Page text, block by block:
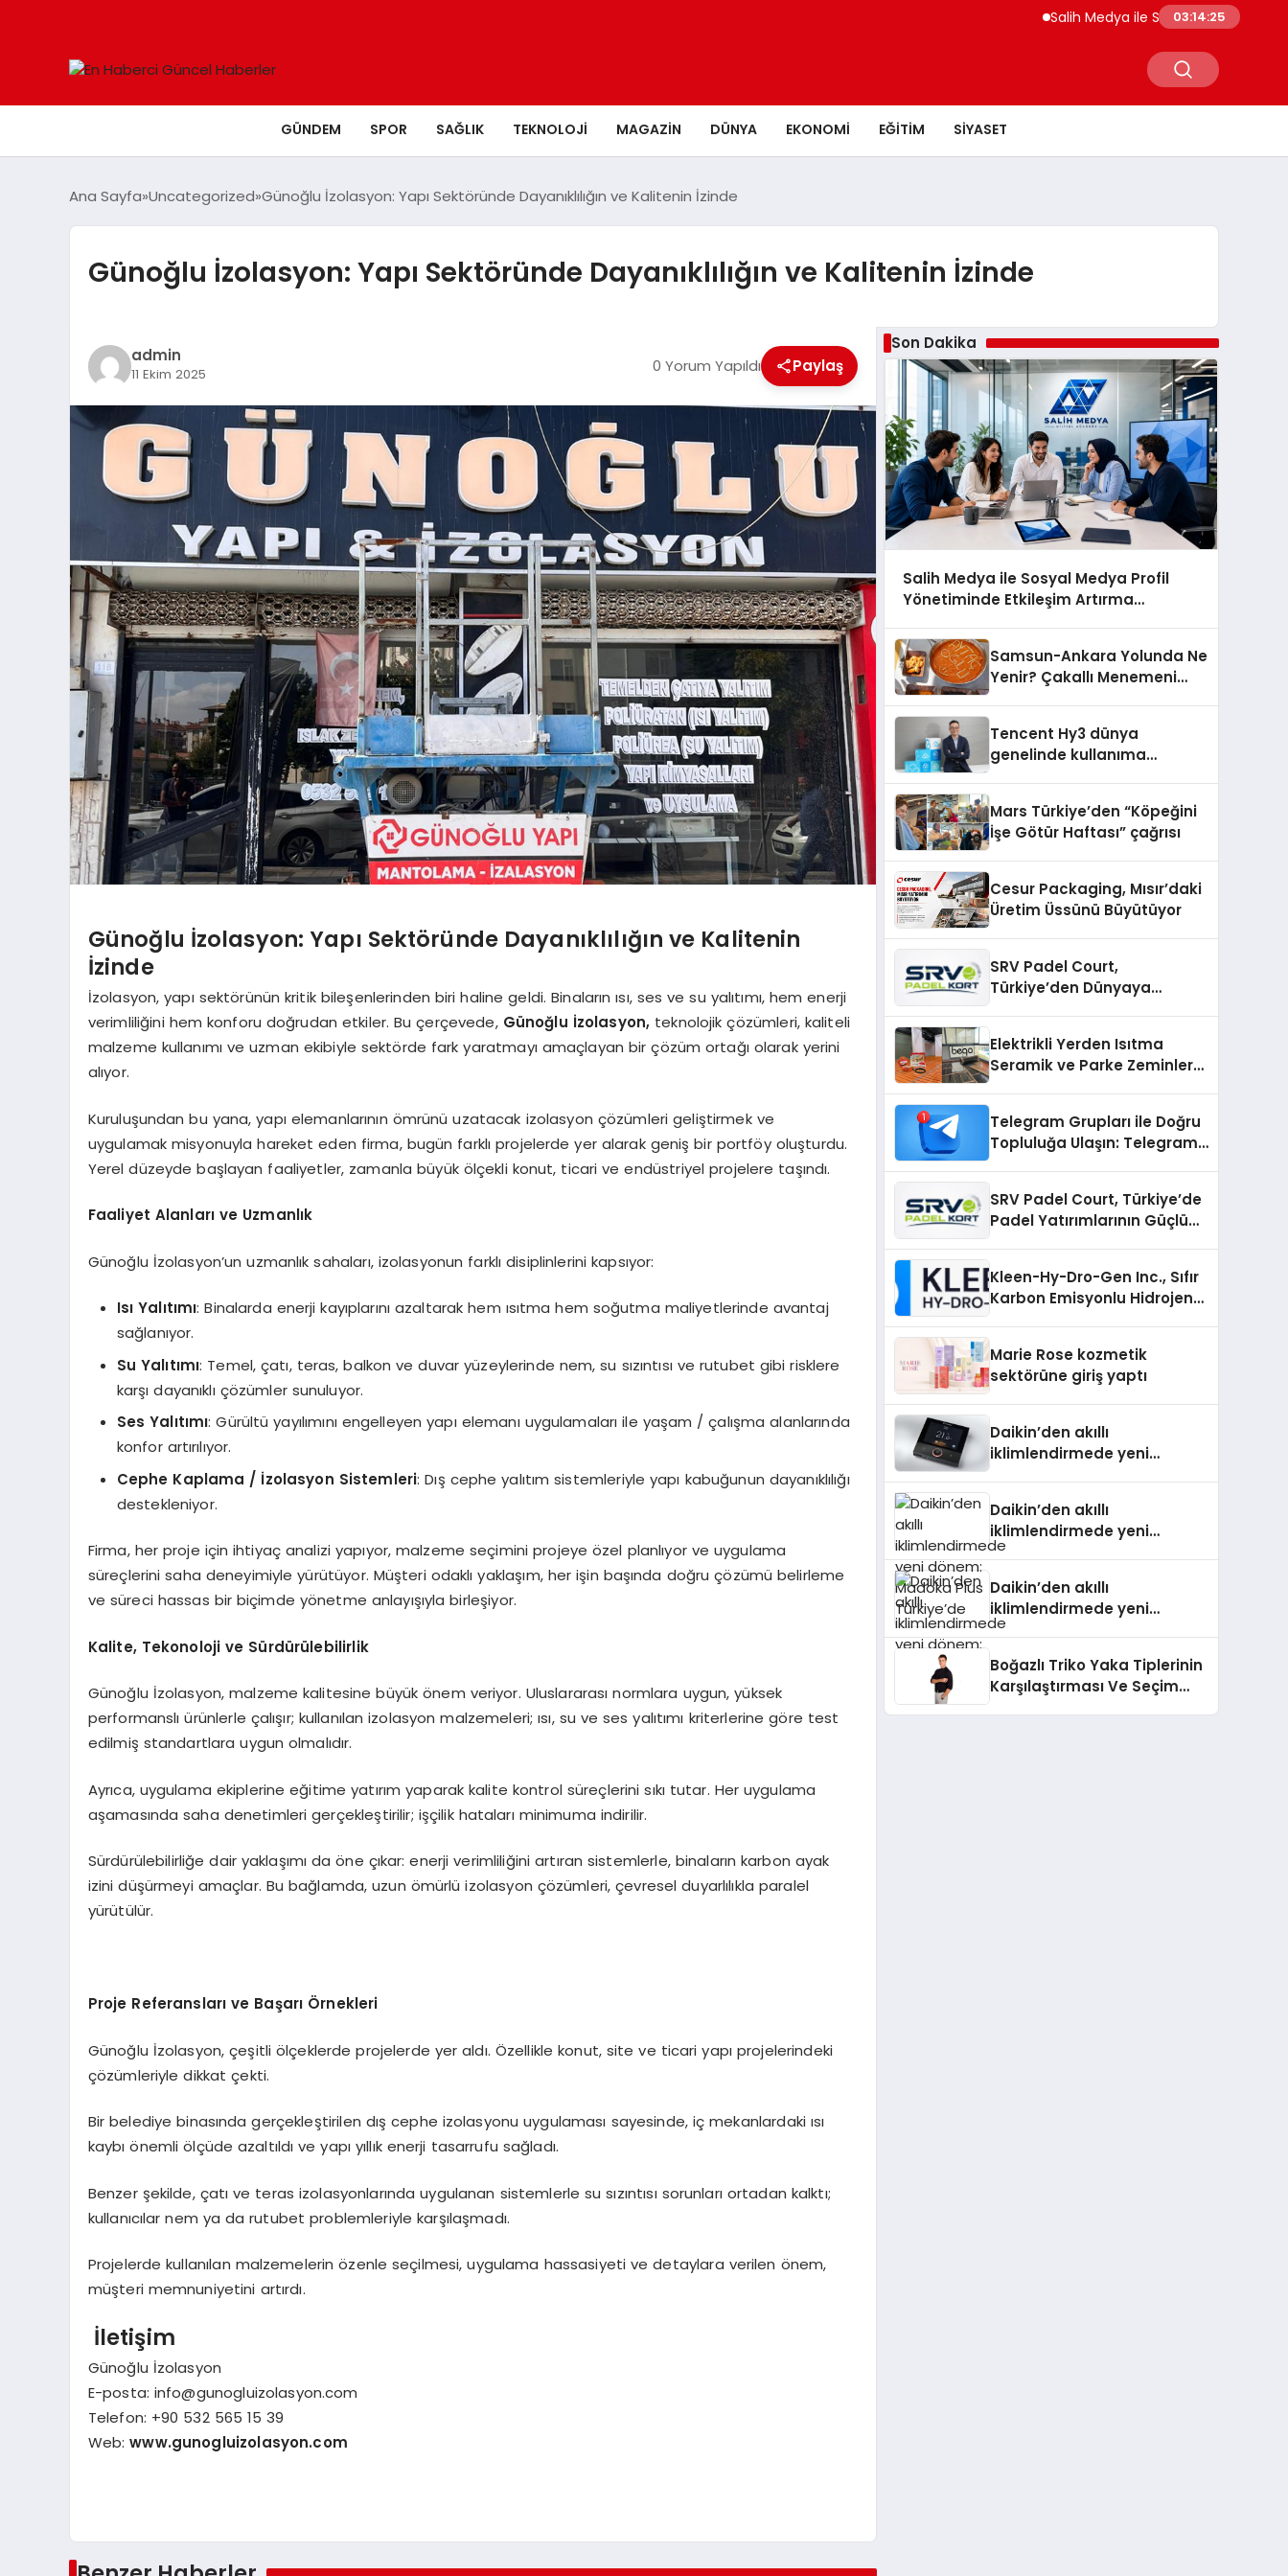
Salih Medya ile Sosyal Medya Profil
03:14:26
GÜNDEM SPOR SAĞLIK TEKNOLOJI MAGAZIN DÜNYA EKONOMI EĞITIM SIYASET
Ana Sayfa Uncategorized Günoğlu İzolasyon: Yapı Sektöründe Dayanıklılığın ve Kalitenin İzinde
Günoğlu İzolasyon: Yapı Sektöründe Dayanıklılığın ve Kalitenin İzinde
admin
11 Ekim 2025 0 Yorum Yapıldı Paylaş
Günoğlu İzolasyon: Yapı Sektöründe Dayanıklılığın ve Kalitenin
İzinde
İzolasyon, yapı sektörünün kritik bileşenlerinden biri haline geldi. Binaların ısı, ses ve su yalıtımı, hem enerji
verimliliğini hem konforu doğrudan etkiler. Bu çerçevede, Günoğlu İzolasyon, teknolojik çözümleri, kaliteli
malzeme kullanımı ve uzman ekibiyle sektörde fark yaratmayı amaçlayan bir çözüm ortağı olarak yerini
alıyor.
Kuruluşundan bu yana, yapı elemanlarının ömrünü uzatacak izolasyon çözümleri geliştirmek ve
uygulamak misyonuyla hareket eden firma, bugün farklı projelerde yer alarak geniş bir portföy oluşturdu.
Yerel düzeyde başlayan faaliyetler, zamanla büyük ölçekli konut, ticari ve endüstriyel projelere taşındı.
Faaliyet Alanları ve Uzmanlık
Günoğlu İzolasyon’un uzmanlık sahaları, izolasyonun farklı disiplinlerini kapsıyor:
Isı Yalıtımı: Binalarda enerji kayıplarını azaltarak hem ısıtma hem soğutma maliyetlerinde avantaj
sağlanıyor.
Su Yalıtımı: Temel, çatı, teras, balkon ve duvar yüzeylerinde nem, su sızıntısı ve rutubet gibi risklere
karşı dayanıklı çözümler sunuluyor.
Ses Yalıtımı: Gürültü yayılımını engelleyen yapı elemanı uygulamaları ile yaşam / çalışma alanlarında
konfor artırılıyor.
Cephe Kaplama / İzolasyon Sistemleri: Dış cephe yalıtım sistemleriyle yapı kabuğunun dayanıklılığı
destekleniyor.
Firma, her proje için ihtiyaç analizi yapıyor, malzeme seçimini projeye özel planlıyor ve uygulama
süreçlerini saha deneyimiyle yürütüyor. Müşteri odaklı yaklaşım, her işin başında doğru çözümü belirleme
ve süreci hassas bir biçimde yönetme anlayışıyla birleşiyor.
Kalite, Tekonoloji ve Sürdürülebilirlik
Günoğlu İzolasyon, malzeme kalitesine büyük önem veriyor. Uluslararası normlara uygun, yüksek
performanslı ürünlerle çalışır; kullanılan izolasyon malzemeleri; ısı, su ve ses yalıtımı kriterlerine göre test
edilmiş standartlara uygun olmalıdır.
Ayrıca, uygulama ekiplerine eğitime yatırım yaparak kalite kontrol süreçlerini sıkı tutar. Her uygulama
aşamasında saha denetimleri gerçekleştirilir; işçilik hataları minimuma indirilir.
Sürdürülebilirliğe dair yaklaşımı da öne çıkar: enerji verimliliğini artıran sistemlerle, binaların karbon ayak
izini düşürmeyi amaçlar. Bu bağlamda, uzun ömürlü izolasyon çözümleri, çevresel duyarlılıkla paralel
yürütülür.
Proje Referansları ve Başarı Örnekleri
Günoğlu İzolasyon, çeşitli ölçeklerde projelerde yer aldı. Özellikle konut, site ve ticari yapı projelerindeki
çözümleriyle dikkat çekti.
Bir belediye binasında gerçekleştirilen dış cephe izolasyonu uygulaması sayesinde, iç mekanlardaki ısı
kaybı önemli ölçüde azaltıldı ve yapı yıllık enerji tasarrufu sağladı.
Benzer şekilde, çatı ve teras izolasyonlarında uygulanan sistemlerle su sızıntısı sorunları ortadan kalktı;
kullanıcılar nem ya da rutubet problemleriyle karşılaşmadı.
Projelerde kullanılan malzemelerin özenle seçilmesi, uygulama hassasiyeti ve detaylara verilen önem,
müşteri memnuniyetini artırdı.
İletişim
Günoğlu İzolasyon
E-posta: info@gunogluizolasyon.com
Telefon: +90 532 565 15 39
Web:www.gunogluizolasyon.com
Son Dakika
Salih Medya ile Sosyal Medya Profil
Yönetiminde Etkileşim Artırma
Samsun-Ankara Yolunda Ne
Yenir? Çakallı Menemeni
Tencent Hy3 dünya
genelinde kullanıma
Mars Türkiye’den “Köpeğini
İşe Götür Haftası” çağrısı
Cesur Packaging, Mısır’daki
Üretim Üssünü Büyütüyor
SRV Padel Court,
Türkiye’den Dünyaya
Elektrikli Yerden Isıtma
Seramik ve Parke Zeminler
Telegram Grupları ile Doğru
Topluluğa Ulaşın: Telegram
SRV Padel Court, Türkiye’de
Padel Yatırımlarının Güçlü
Kleen-Hy-Dro-Gen Inc., Sıfır
Karbon Emisyonlu Hidrojen
Aldı
Marie Rose kozmetik
sektörüne giriş yaptı
Daikin’den akıllı
iklimlendirmede yeni
Daikin’den akıllı
iklimlendirmede yeni
dönem: Madoka Plus
Daikin’den akıllı
iklimlendirmede yeni
dönem: Madoka Plus
Boğazlı Triko Yaka Tiplerinin
Karşılaştırması Ve Seçim